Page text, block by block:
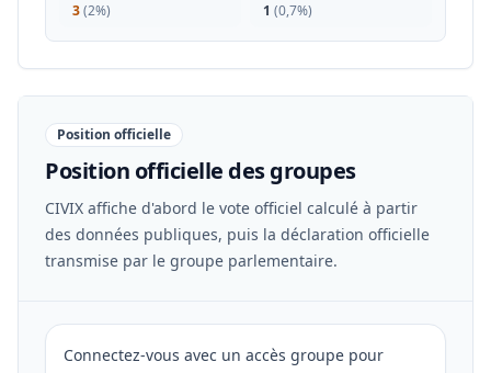
3(2%)
1 (0,7%)
Position officielle
Position officielle des groupes
CIVIX affiche d'abord le vote officiel calculé à partir
des données publiques, puis la déclaration officielle
transmise par le groupe parlementaire.
Connectez-vous avec un accès groupe pour